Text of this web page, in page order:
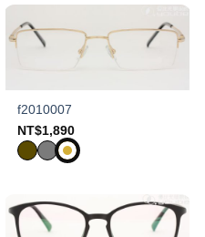
f2010007
NT$1,890